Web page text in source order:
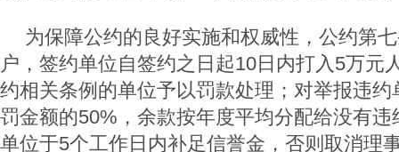
为保障公约的良好实施和权威性，公约第
户，签约单位自签约之日起10日内打入5万元
约相关条例的单位予以罚款处理；对举报违
罚金额的50%，余款按年度平均分配给没有
单位于5个工作日内补足信誉金，否则取消理